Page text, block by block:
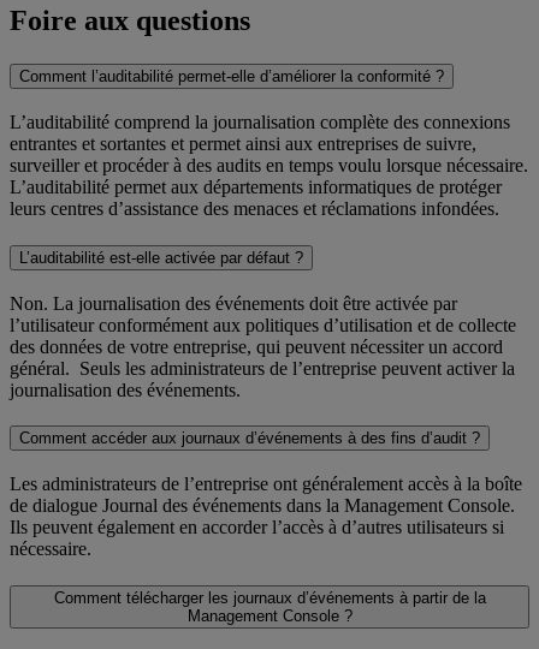
Foire aux questions
Comment l’auditabilité permet-elle d’améliorer la conformité ?
L’auditabilité comprend la journalisation complète des connexions
entrantes et sortantes et permet ainsi aux entreprises de suivre,
surveiller et procéder à des audits en temps voulu lorsque nécessaire.
L’auditabilité permet aux départements informatiques de protéger
leurs centres d’assistance des menaces et réclamations infondées.
L’auditabilité est-elle activée par défaut ?
Non. La journalisation des événements doit être activée par
l’utilisateur conformément aux politiques d’utilisation et de collecte
des données de votre entreprise, qui peuvent nécessiter un accord
général. Seuls les administrateurs de l’entreprise peuvent activer la
journalisation des événements.
Comment accéder aux journaux d’événements à des fins d’audit ?
Les administrateurs de l’entreprise ont généralement accès à la boîte
de dialogue Journal des événements dans la Management Console.
Ils peuvent également en accorder l’accès à d’autres utilisateurs si
nécessaire.
Comment télécharger les journaux d’événements à partir de la
Management Console ?